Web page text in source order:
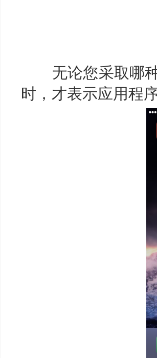
无论您采取哪种
时，才表示应用程